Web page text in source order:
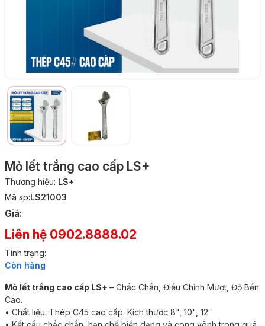
Mỏ lết trắng cao cấp LS+
Thương hiệu: LS+
Mã sp:LS21003
Giá:
Liên hệ 0902.8888.02
Tình trạng:
Còn hàng
Mỏ lết trắng cao cấp LS+ – Chắc Chắn, Điều Chỉnh Mượt, Độ Bền
Cao.
• Chất liệu: Thép C45 cao cấp. Kích thước 8", 10", 12″